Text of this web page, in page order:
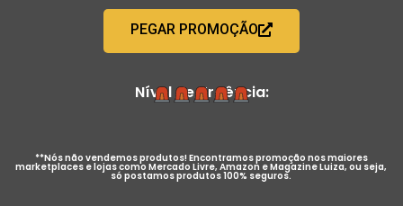
PEGAR PROMOÇÃO
Nível de Urgência:
**Nós não vendemos produtos! Encontramos promoção nos maiores
marketplaces e lojas como Mercado Livre, Amazon e Magazine Luiza, ou seja,
só postamos produtos 100% seguros.